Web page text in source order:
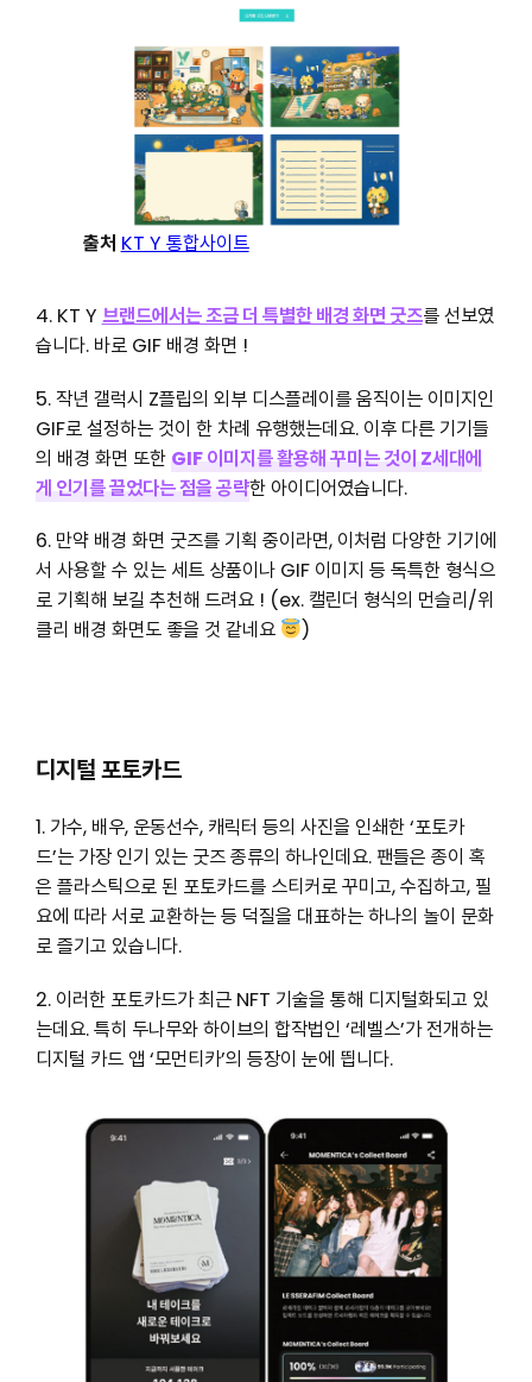
출처 KT Y 통합사이트
4. KT Y 브랜드에서는 조금 더 특별한 배경 화면 굿즈를 선보였
습니다. 바로 GIF 배경 화면 !
5. 작년 갤럭시 Z플립의 외부 디스플레이를 움직이는 이미지인
GIF로 설정하는 것이 한 차례 유행했는데요. 이후 다른 기기들
의 배경 화면 또한GIF 이미지를 활용해 꾸미는 것이 Z세대에
게 인기를 끌었다는 점을 공략한 아이디어였습니다.
6. 만약 배경 화면 굿즈를 기획 중이라면, 이처럼 다양한 기기에
서 사용할 수 있는 세트 상품이나 GIF 이미지 등 독특한 형식으
로 기획해 보길 추천해 드려요 ! (ex. 캘린더 형식의 먼슬리/위
클리 배경 화면도 좋을 것 같네요
)
디지털 포토카드
1. 가수, 배우, 운동선수, 캐릭터 등의 사진을 인쇄한 ‘포토카
드’는 가장 인기 있는 굿즈 종류의 하나인데요. 팬들은 종이 혹
은 플라스틱으로 된 포토카드를 스티커로 꾸미고, 수집하고, 필
요에 따라 서로 교환하는 등 덕질을 대표하는 하나의 놀이 문화
로 즐기고 있습니다.
2. 이러한 포토카드가 최근 NFT 기술을 통해 디지털화되고 있
는데요. 특히 두나무와 하이브의 합작법인 ‘레벨스’가 전개하는
디지털 카드 앱 ‘모먼티카’의 등장이 눈에 띕니다.